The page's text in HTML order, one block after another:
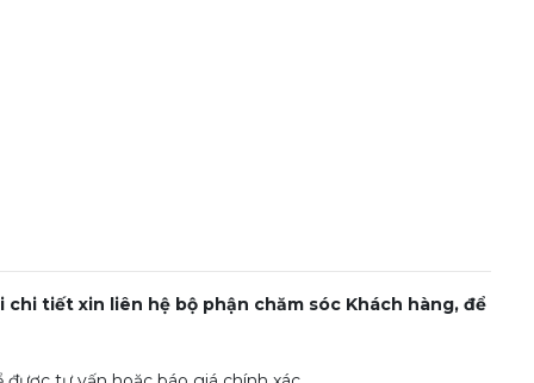
tiết xin liên hệ bộ phận chăm sóc Khách hàng, để